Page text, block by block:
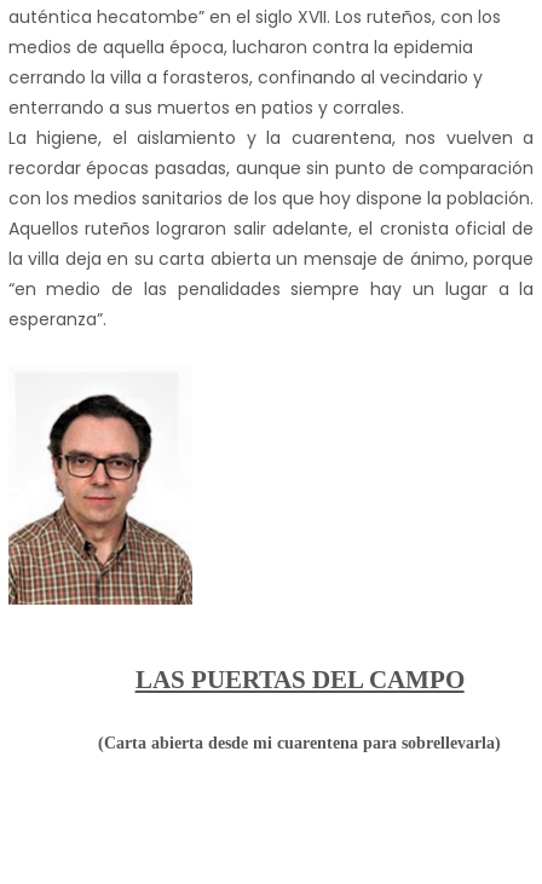
auténtica hecatombe” en el siglo XVII. Los ruteños, con los
medios de aquella época, lucharon contra la epidemia
cerrando la villa a forasteros, confinando al vecindario y
enterrando a sus muertos en patios y corrales.
La higiene, el aislamiento y la cuarentena, nos vuelven a
recordar épocas pasadas, aunque sin punto de comparación
con los medios sanitarios de los que hoy dispone la población.
Aquellos ruteños lograron salir adelante, el cronista oficial de
la villa deja en su carta abierta un mensaje de ánimo, porque
“en medio de las penalidades siempre hay un lugar a la
esperanza”.
LAS PUERTAS DEL CAMPO
(Carta abierta desde mi cuarentena para sobrellevarla)